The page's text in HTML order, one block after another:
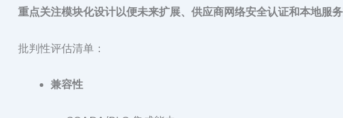
重点关注模块化设计以便未来扩展、供应商网络安全认证和本地服
批判性评估清单：
兼容性